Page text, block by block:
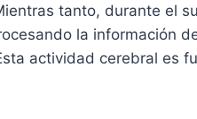
tanto, durante el
la información
actividad cerebral es